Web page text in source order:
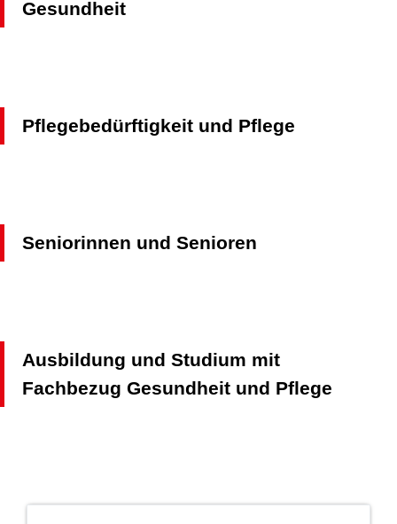
Gesundheit
Pflegebedürftigkeit und Pflege
Seniorinnen und Senioren
Ausbildung und Studium mit
Fachbezug Gesundheit und Pflege